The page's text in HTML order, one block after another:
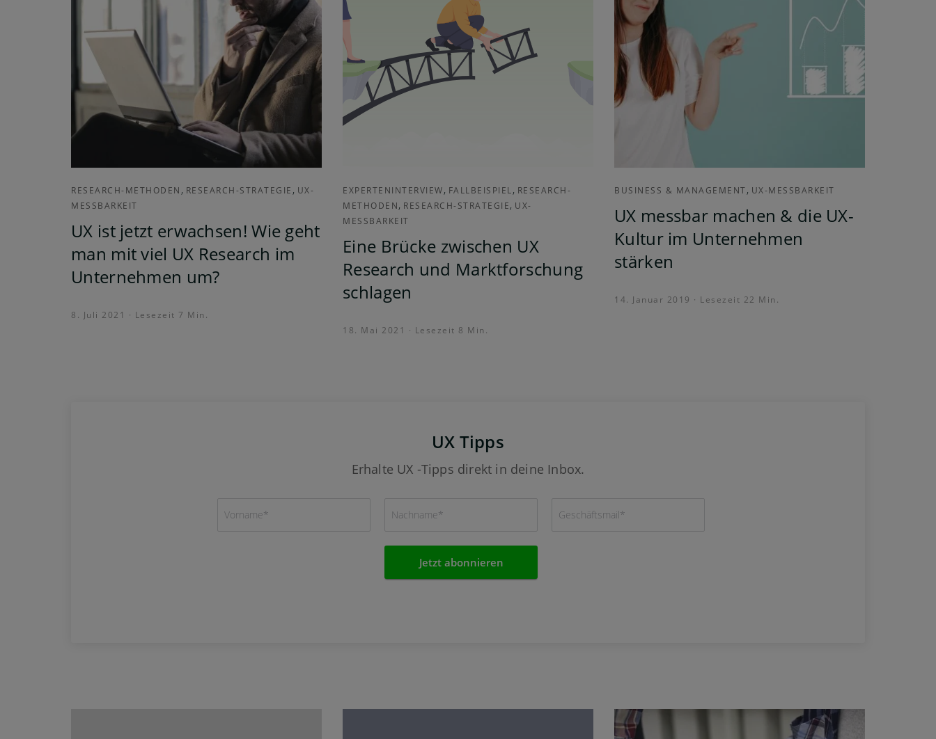
RESEARCH-METHODEN , RESEARCH-STRATEGIE , UX-
MESSBARKEIT
UX ist jetzt erwachsen! Wie geht
man mit viel UX Research im
Unternehmen um?
8. Juli 2021 · Lesezeit 7 Min.
EXPERTENINTERVIEW, FALLBEISPIEL, RESEARCH-
METHODEN, RESEARCH-STRATEGIE, UX-
MESSBARKEIT
Eine Brücke zwischen UX
Research und Marktforschung
schlagen
18. Mai 2021 · Lesezeit 8 Min.
BUSINESS & MANAGEMENT, UX-MESSBARKEIT
UX messbar machen & die UX-
Kultur im Unternehmen
stärken
14. Januar 2019 · Lesezeit 22 Min.
UX Tipps
Erhalte UX -Tipps direkt in deine Inbox.